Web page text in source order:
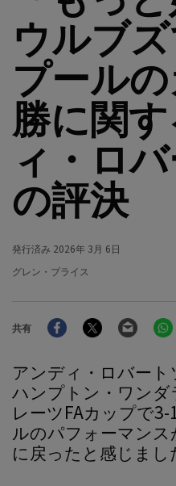
ウルブ
プール
勝に関
ィ・ロ
の評決
発行済み 2026年 3月 6日
グレン・プライス
共有
FacebookTwitter Email
アンディ・ロバートソンは、ウォルヴァー
ハンプトン・ワンダ
レーツFAカップで
ルのパフォーマン
に戻ったと感じまし